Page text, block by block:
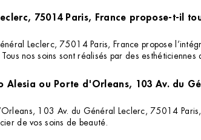
75014 Paris, France propose-t-il
Leclerc, 75014 Paris, France propose
nos soins sont réalisés par des
ou Porte d'Orleans, 103 Av. du
103 Av. du Général Leclerc, 75014
de vos soins de beauté.